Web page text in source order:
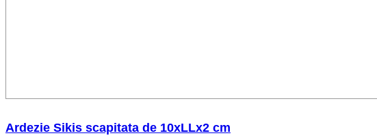
Ardezie Sikis scapitata de 10xLLx2 cm